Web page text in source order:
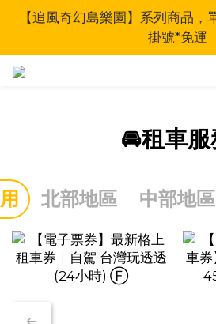
【追風奇幻島樂園】系列商品
掛號*免運
🚘租車
北部地區 中部地區